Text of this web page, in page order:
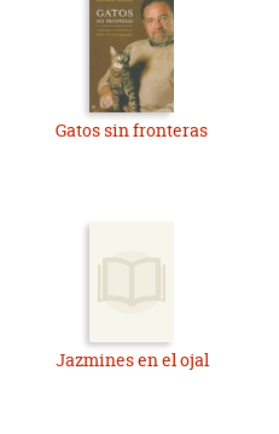
Gatos sin fronteras
Jazmines en el ojal